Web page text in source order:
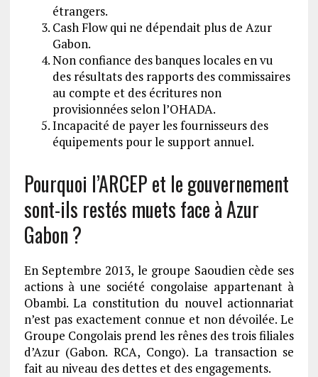
étrangers.
Cash Flow qui ne dépendait plus de Azur
Gabon.
Non confiance des banques locales en vu
des résultats des rapports des commissaires
au compte et des écritures non
provisionnées selon l’OHADA.
Incapacité de payer les fournisseurs des
équipements pour le support annuel.
Pourquoi l’ARCEP et le gouvernement
sont-ils restés muets face à Azur
Gabon ?
En Septembre 2013, le groupe Saoudien cède ses
actions à une société congolaise appartenant à
Obambi. La constitution du nouvel actionnariat
n’est pas exactement connue et non dévoilée. Le
Groupe Congolais prend les rênes des trois filiales
d’Azur (Gabon. RCA, Congo). La transaction se
fait au niveau des dettes et des engagements.